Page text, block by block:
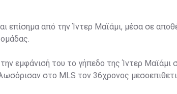
επίσημα από την Ίντερ Μαϊάμι, μέσα σε
εμφάνισή του το γήπεδο της Ίντερ Μαϊάμι
στο MLS τον 36χρονος